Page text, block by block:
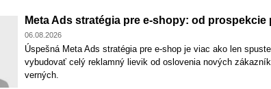
Meta Ads stratégia pre e-shopy: od prospekcie
06.08.2026
Úspešná Meta Ads stratégia pre e-shop je viac ako len
vybudovať celý reklamný lievik od oslovenia nových
verných.